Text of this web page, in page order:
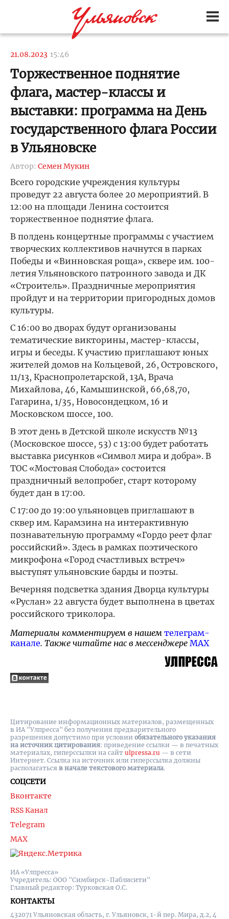
21.08.2023 15:46
Торжественное поднятие
флага, мастер-классы и
выставки: программа на День
государственного флага России
в Ульяновске
Автор: Семен Мукин
Всего городские учреждения культуры
проведут 22 августа более 20 мероприятий. В
12:00 на площади Ленина состоится
торжественное поднятие флага.
В полдень концертные программы с участием
творческих коллективов начнутся в парках
Победы и «Винновская роща», сквере им. 100-
летия Ульяновского патронного завода и ДК
«Строитель». Праздничные мероприятия
пройдут и на территории пригородных домов
культуры.
С 16:00 во дворах будут организованы
тематические викторины, мастер-классы,
игры и беседы. К участию приглашают юных
жителей домов на Кольцевой, 26, Островского,
11/13, Краснопролетарской, 13А, Врача
Михайлова, 46, Камышинской, 66,68,70,
Гагарина, 1/35, Новосондецком, 16 и
Московском шоссе, 100.
В этот день в Детской школе искусств №13
(Московское шоссе, 53) с 13:00 будет работать
выставка рисунков «Символ мира и добра». В
ТОС «Мостовая Слобода» состоится
праздничный велопробег, старт которому
будет дан в 17:00.
С 17:00 до 19:00 ульяновцев приглашают в
сквер им. Карамзина на интерактивную
познавательную программу «Гордо реет флаг
российский». Здесь в рамках поэтического
микрофона «Город счастливых встреч»
выступят ульяновские барды и поэты.
Вечерняя подсветка здания Дворца культуры
«Руслан» 22 августа будет выполнена в цветах
российского триколора.
Материалы комментируем в нашем телеграм-
канале. Также читайте нас в мессенджере MAX
ИА «Улпресса»
Учредитель: ООО "Симбирск-Паблисити"
Главный редактор: Турковская О.С.
КОНТАКТЫ
432071 Ульяновская область, г. Ульяновск, 1-й пер. Мира, д.2, 4
СОЦСЕТИ
Вконтакте
RSS Канал
Telegram
MAX
Цитирование информационных материалов, размещенных
в ИА "Улпресса" без получения предварительного
разрешения допустимо при условии обязательного указания
на источник цитирования: приведение ссылки — в печатных
материалах, гиперссылки на cайт ulpressa.ru — в сети
Интернет. Ссылка на источник или гиперссылка должны
располагаться в начале текстового материала.